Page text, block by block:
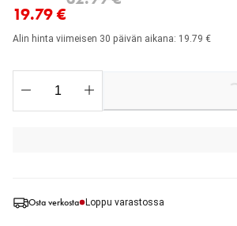
Osta verkosta Loppu varastossa
19.79 €
Alin hinta viimeisen 30 päivän aikana: 19.79 €
Loading...